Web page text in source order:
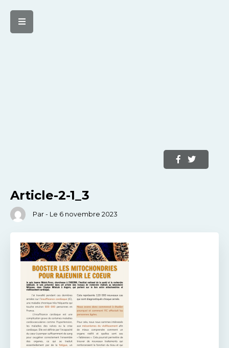
Article-2-1_3
Par - Le 6 novembre 2023